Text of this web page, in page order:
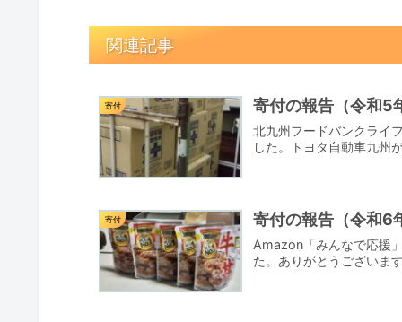
関連記事
寄付 寄付の報告（令和5
北九州フードバンクライ
した。トヨタ自動車九州
寄付 寄付の報告（令和6
Amazon「みんなで応援
た。ありがとうございます